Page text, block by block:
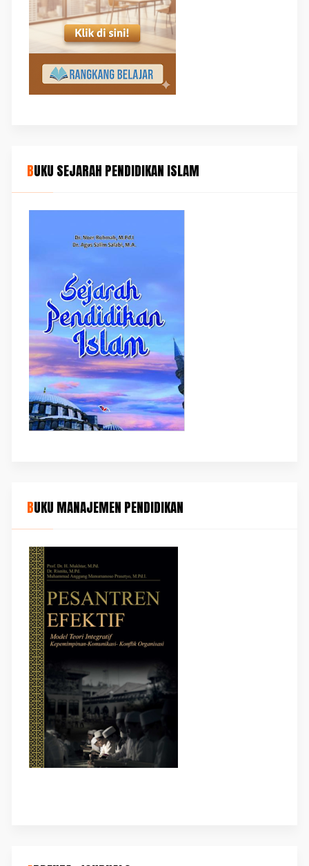
BUKU SEJARAH PENDIDIKAN ISLAM
BUKU MANAJEMEN PENDIDIKAN